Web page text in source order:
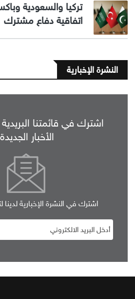
تركيا والسعودية
اتفاقية دفاع مشترك
النشرة الإخبارية
اشترك في قائمتنا
الأخبار
اشترك في النشرة الإخبارية